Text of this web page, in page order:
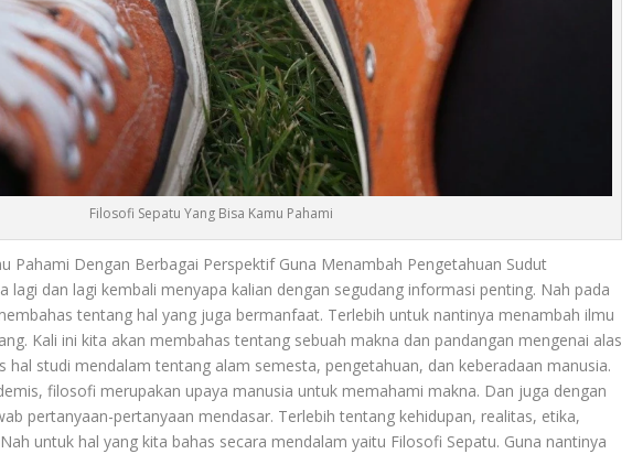
Filosofi Sepatu Yang Bisa Kamu Pahami
Pahami Dengan Berbagai Perspektif Guna Menambah Pengetahuan Sudut
lagi dan lagi kembali menyapa kalian dengan segudang informasi penting. Nah pada
tentang hal yang juga bermanfaat. Terlebih untuk nantinya menambah ilmu
Kali ini kita akan membahas tentang sebuah makna dan pandangan mengenai alas
hal studi mendalam tentang alam semesta, pengetahuan, dan keberadaan manusia.
filosofi merupakan upaya manusia untuk memahami makna. Dan juga dengan
pertanyaan-pertanyaan mendasar. Terlebih tentang kehidupan, realitas, etika,
untuk hal yang kita bahas secara mendalam yaitu Filosofi Sepatu. Guna nantinya